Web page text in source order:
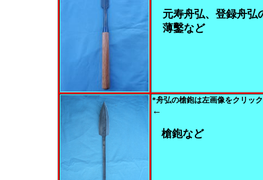
元寿舟弘、登録舟弘
薄鑿など
*舟弘の槍鉋は左画像をクリック
←
槍鉋など